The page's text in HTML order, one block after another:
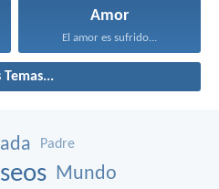
Amor
El amor es sufrido...
Temas...
Padre
Mundo